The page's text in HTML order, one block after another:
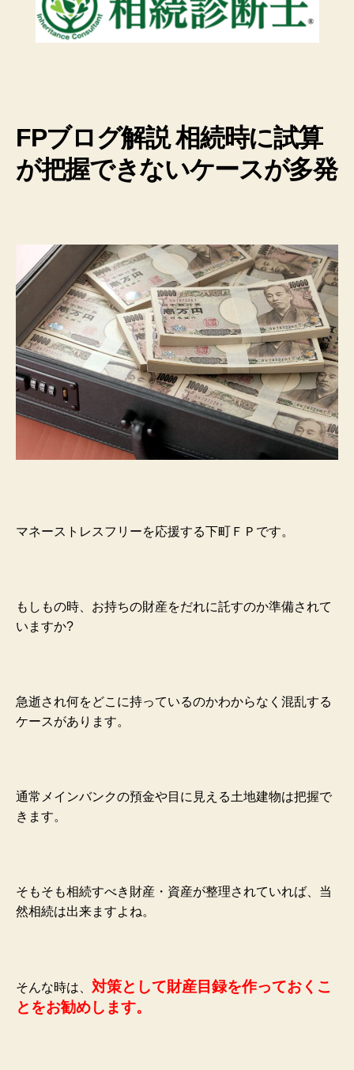
FPブログ解説 相続時に試算
が把握できないケースが多発
マネーストレスフリーを応援する下町ＦＰです。
もしもの時、お持ちの財産をだれに託すのか準備されて
いますか?
急逝され何をどこに持っているのかわからなく混乱する
ケースがあります。
通常メインバンクの預金や目に見える土地建物は把握で
きます。
そもそも相続すべき財産・資産が整理されていれば、当
然相続は出来ますよね。
そんな時は、 対策として財産目録を作っておくこ
とをお勧めします。